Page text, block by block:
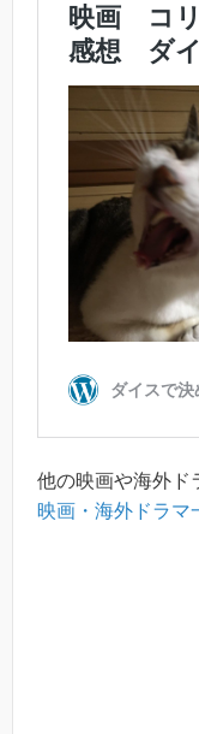
他の映画や海外ド
映画・海外ドラマ